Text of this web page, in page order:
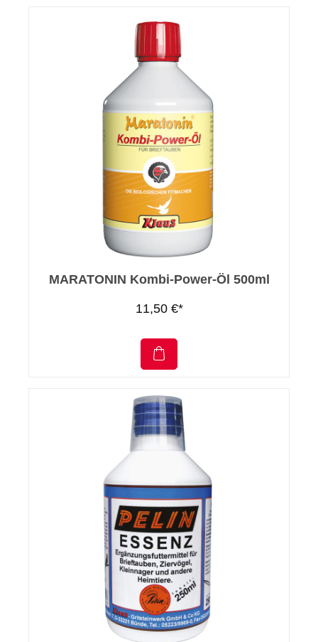
MARATONIN Kombi-Power-Öl 500ml
11,50 €*